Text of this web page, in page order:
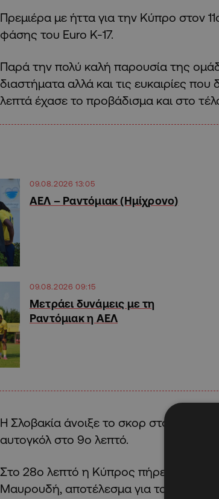
Πρεμιέρα με ήττα για την Κύπρο στον
φάσης του Euro K-17.
Παρά την πολύ καλή παρουσία της
διαστήματα αλλά και τις ευκαιρίες
λεπτά έχασε το προβάδισμα και στο
09.08.2026 13:05
ΑΕΛ – Ραντόμιακ (Ημίχρονο)
09.08.2026 09:15
Μετράει δυνάμεις με τη
Ραντόμιακ η ΑΕΛ
Η Σλοβακία άνοιξε το σκορ στο 4ο
αυτογκόλ στο 9ο λεπτό.
Στο 28ο λεπτό η Κύπρος πήρε
Μαυρουδή, αποτέλεσμα για το πρώτο